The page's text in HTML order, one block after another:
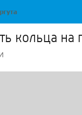
кольца